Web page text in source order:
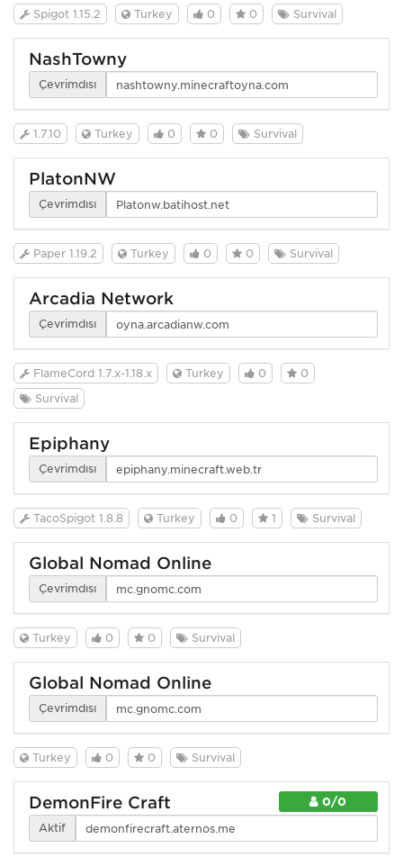
Spigot 1.15.2 Turkey 0 0 Survival
NashTowny
Çevrimdışı
1.7.10 Turkey 0 0 Survival
PlatonNW
Çevrimdışı
Paper 1.19.2 Turkey 0 0 Survival
Arcadia Network
Çevrimdışı
FlameCord 1.7.x-1.18.x Turkey 0
0
Survival
Epiphany
Çevrimdışı
TacoSpigot 1.8.8 Turkey 0 1 Survival
Global Nomad Online
Çevrimdışı
Turkey 0 0 Survival
Global Nomad Online
Çevrimdışı
Turkey 0 0 Survival
0/0
DemonFire Craft
Aktif